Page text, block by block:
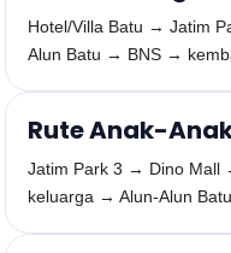
Hotel/Villa Batu → Jatim
Alun Batu → BNS →
Rute Anak-
Jatim Park 3 → Dino
keluarga → Alun-Alun Batu.